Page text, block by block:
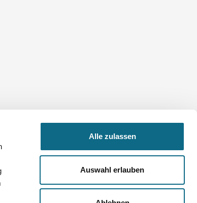
Alle zulassen
Auswahl erlauben